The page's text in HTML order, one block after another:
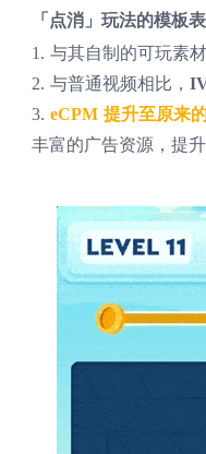
「点消」玩法的模板
1. 与其自制的可玩素材
2. 与普通视频相比，
3. eCPM 提升至原来
丰富的广告资源，提升